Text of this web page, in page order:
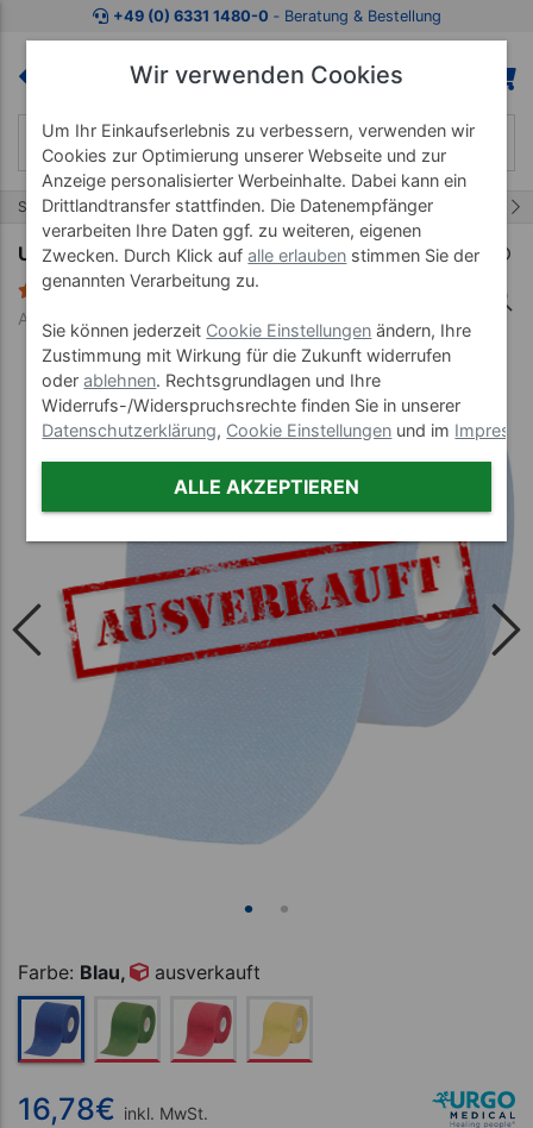
Zum Kaufbereich springen Zur Produktbeschreibung
+49 (0) 6331 1480-0 ‐ Beratung & Bestellung
Start Bandagen & Tapes Tape
Urgoflex Color, LxB 20 m x 8 cm
2 Bewertungen
Art-Nr. 28603--01
Farbe: Blau, ausverkauft
16,78€ inkl. MwSt.
Wir verwenden Cookies
Um Ihr Einkaufserlebnis zu verbessern, verwenden wir
Cookies zur Optimierung unserer Webseite und zur
Anzeige personalisierter Werbeinhalte. Dabei kann ein
Drittlandtransfer stattfinden. Die Datenempfänger
verarbeiten Ihre Daten ggf. zu weiteren, eigenen
Zwecken. Durch Klick aufalle erlauben stimmen Sie der
genannten Verarbeitung zu.
Sie können jederzeit Cookie Einstellungen ändern, Ihre
Zustimmung mit Wirkung für die Zukunft widerrufen
oderablehnen. Rechtsgrundlagen und Ihre
Widerrufs-/Widerspruchsrechte finden Sie in unserer
Datenschutzerklärung, Cookie Einstellungen und im
ALLE AKZEPTIEREN